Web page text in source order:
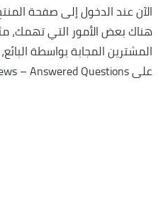
الآن عند الدخول إلى صفحة
هناك بعض الأمور التي تهمك،
المشترين المجابة بواسطة
على Customer Reviews – Answered Questions.